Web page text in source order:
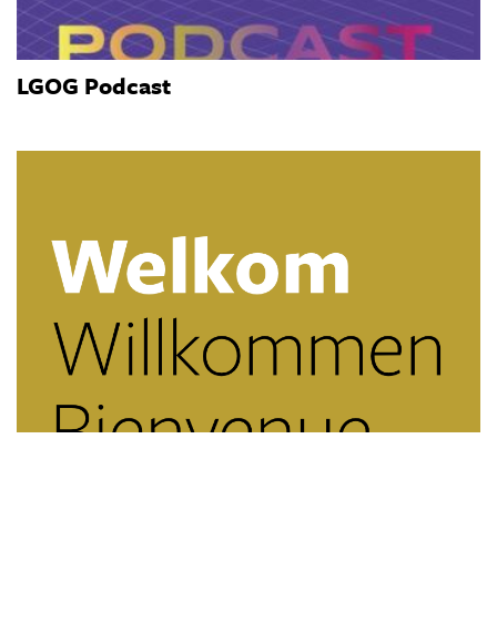
LGOG Podcast